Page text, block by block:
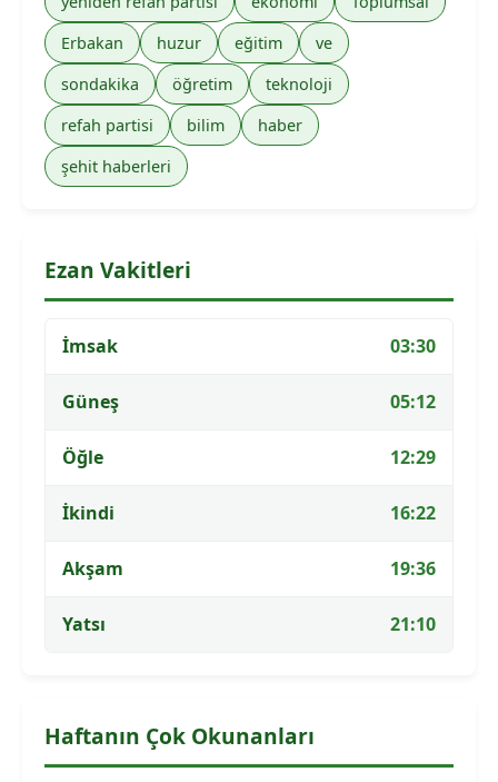
Erbakan
huzur eğitim
ve
sondakika
öğretim
teknoloji
refah partisi
bilim
haber
şehit haberleri
Ezan Vakitleri
İmsak 03:30
Güneş 05:12
Öğle 12:29
İkindi 16:22
Akşam 19:36
Yatsı 21:10
Haftanın Çok Okunanları